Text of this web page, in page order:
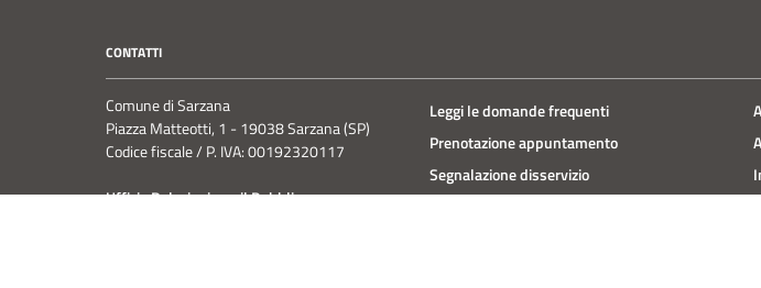
CONTATTI
Comune di Sarzana
Piazza Matteotti, 1 - 19038 Sarzana (SP)
Codice fiscale / P. IVA: 00192320117
Ufficio Relazioni con il Pubblico
Leggi le domande frequenti
Prenotazione appuntamento
Segnalazione disservizio